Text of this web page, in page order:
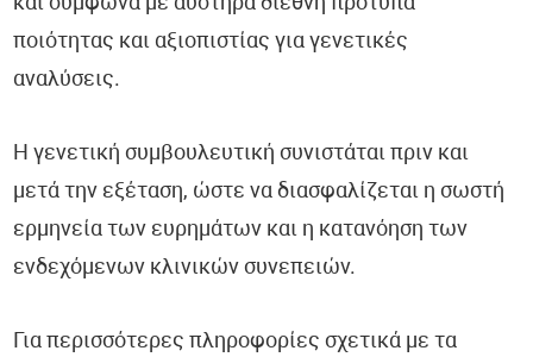
ποιότητας και αξιοπιστίας για γενετικές
αναλύσεις.
Η γενετική συμβουλευτική συνιστάται πριν και
μετά την εξέταση, ώστε να διασφαλίζεται η σωστή
ερμηνεία των ευρημάτων και η κατανόηση των
ενδεχόμενων κλινικών συνεπειών.
Για περισσότερες πληροφορίες σχετικά με τα